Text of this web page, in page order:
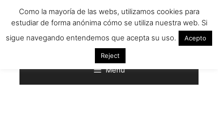
Menú
Como la mayoría de las webs, utilizamos cookies para
estudiar de forma anónima cómo se utiliza nuestra web. Si
sigue navegando entendemos que acepta su uso.
Acepto
Reject